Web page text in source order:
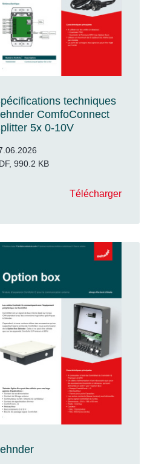
techniques
ComfoConnect
5x 0-10V
990.2 KB
Télécharger